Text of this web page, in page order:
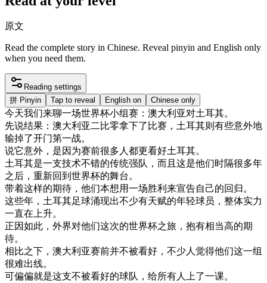
原文
Read the complete story in Chinese. Reveal pinyin and English only
when you need them.
Reading settings
拼 Pinyin Tap to reveal English on Chinese only
今天我们来聊一场世界杯小组赛 ： 澳大利亚对土耳其。
先说结果 ： 澳大利亚二比零拿下了 比赛 ， 土耳其则 有些意外地
输掉了开门第一战。
说它意外 ， 是因为赛前很多人都更看好土耳其。
土耳其是一支技术不错的传统强队 ， 而且 这是他们时隔很多年
之后 ， 重新回到 世界杯的舞台。
带着这样的期待 ， 他们本想用一场胜利 来宣告自己的回归。
这些年 ， 土耳其足球涌现出不少有天赋的年轻球员 ， 整体实力
一直在上升。
正因如此 ， 外界对他们这次的世界杯之旅 ， 抱有相当高的期
待。
相比之下 ， 澳大利亚赛前并不被看好 ， 不少人觉得他们这一组
很难出线。
可偏偏就是这支不被看好的球队 ， 给所有人上了一课。